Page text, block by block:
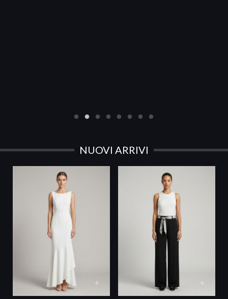
NUOVI ARRIVI